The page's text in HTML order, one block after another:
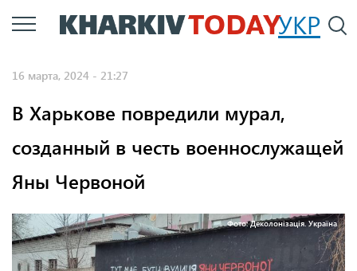
Перейти
к
УКР
16 марта, 2024 - 21:27
В Харькове повредили мурал,
созданный в честь военнослужащей
Яны Червоной
Фото: Деколонізація. Україна